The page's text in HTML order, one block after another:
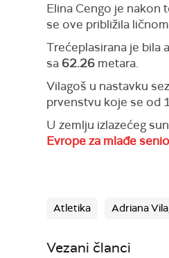
Elina Cengo je nakon
se ove približila
Trećeplasirana je bila
sa62.26 metara.
Vilagoš u nastavku
prvenstvu koje se od
U zemlju izlazećeg
Evrope za mlađe
Atletika Adriana
Vezani članci